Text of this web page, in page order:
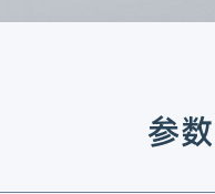
参